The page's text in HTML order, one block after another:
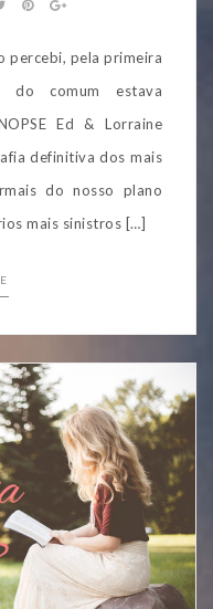
percebi, pela primeira
do comum estava
Ed & Lorraine
definitiva dos mais
do nosso plano
mais sinistros […]